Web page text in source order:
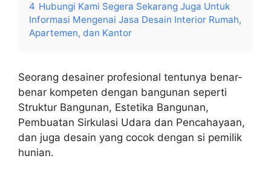
4 Hubungi Kami Segera Sekarang Juga Untuk
Informasi Mengenai Jasa Desain Interior Rumah,
Apartemen, dan Kantor
Seorang desainer profesional tentunya benar-
benar kompeten dengan bangunan seperti
Struktur Bangunan, Estetika Bangunan,
Pembuatan Sirkulasi Udara dan Pencahayaan,
dan juga desain yang cocok dengan si pemilik
hunian.